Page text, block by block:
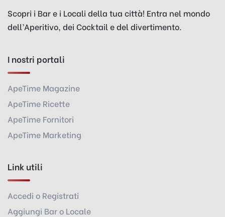
Scopri i Bar e i Locali della tua città! Entra nel mondo
dell’Aperitivo, dei Cocktail e del divertimento.
I nostri portali
ApeTime Magazine
ApeTime Ricette
ApeTime Fornitori
ApeTime Marketing
Link utili
Accedi o Registrati
Aggiungi Bar o Locale